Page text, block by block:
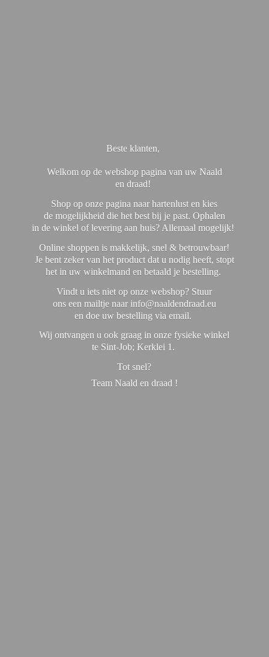
Beste klanten,
Welkom op de webshop pagina van uw Naald
en draad!
Shop op onze pagina naar hartenlust en kies
de mogelijkheid die het best bij je past. Ophalen
in de winkel of levering aan huis? Allemaal mogelijk!
Online shoppen is makkelijk, snel & betrouwbaar!
Je bent zeker van het product dat u nodig heeft, stopt
het in uw winkelmand en betaald je bestelling.
Vindt u iets niet op onze webshop? Stuur
ons een mailtje naar info@naaldendraad.eu
en doe uw bestelling via email.
Wij ontvangen u ook graag in onze fysieke winkel
te Sint-Job; Kerklei 1.
Tot snel?
Team Naald en draad !